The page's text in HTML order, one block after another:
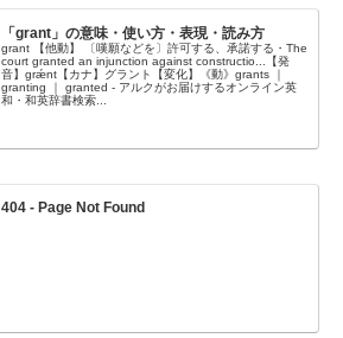
「grant」の意味・使い方・表現・読み方
grant 【他動】 〔嘆願などを〕許可する、承諾する・The
court granted an injunction against constructio...【発
音】grǽnt【カナ】グラント【変化】《動》grants ｜
granting ｜ granted - アルクがお届けするオンライン英
和・和英辞書検索...
404 - Page Not Found